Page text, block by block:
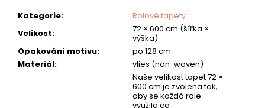
Kategorie:
Rolové tapety
Velikost:
72 × 600 cm (šířka ×
výška)
Opakování motivu:
po 128 cm
Materiál: vlies (non-woven)
Naše velikost tapet 72 ×
600 cm je zvolena tak,
aby se každá role
využila co
e
m
e
TAPETA